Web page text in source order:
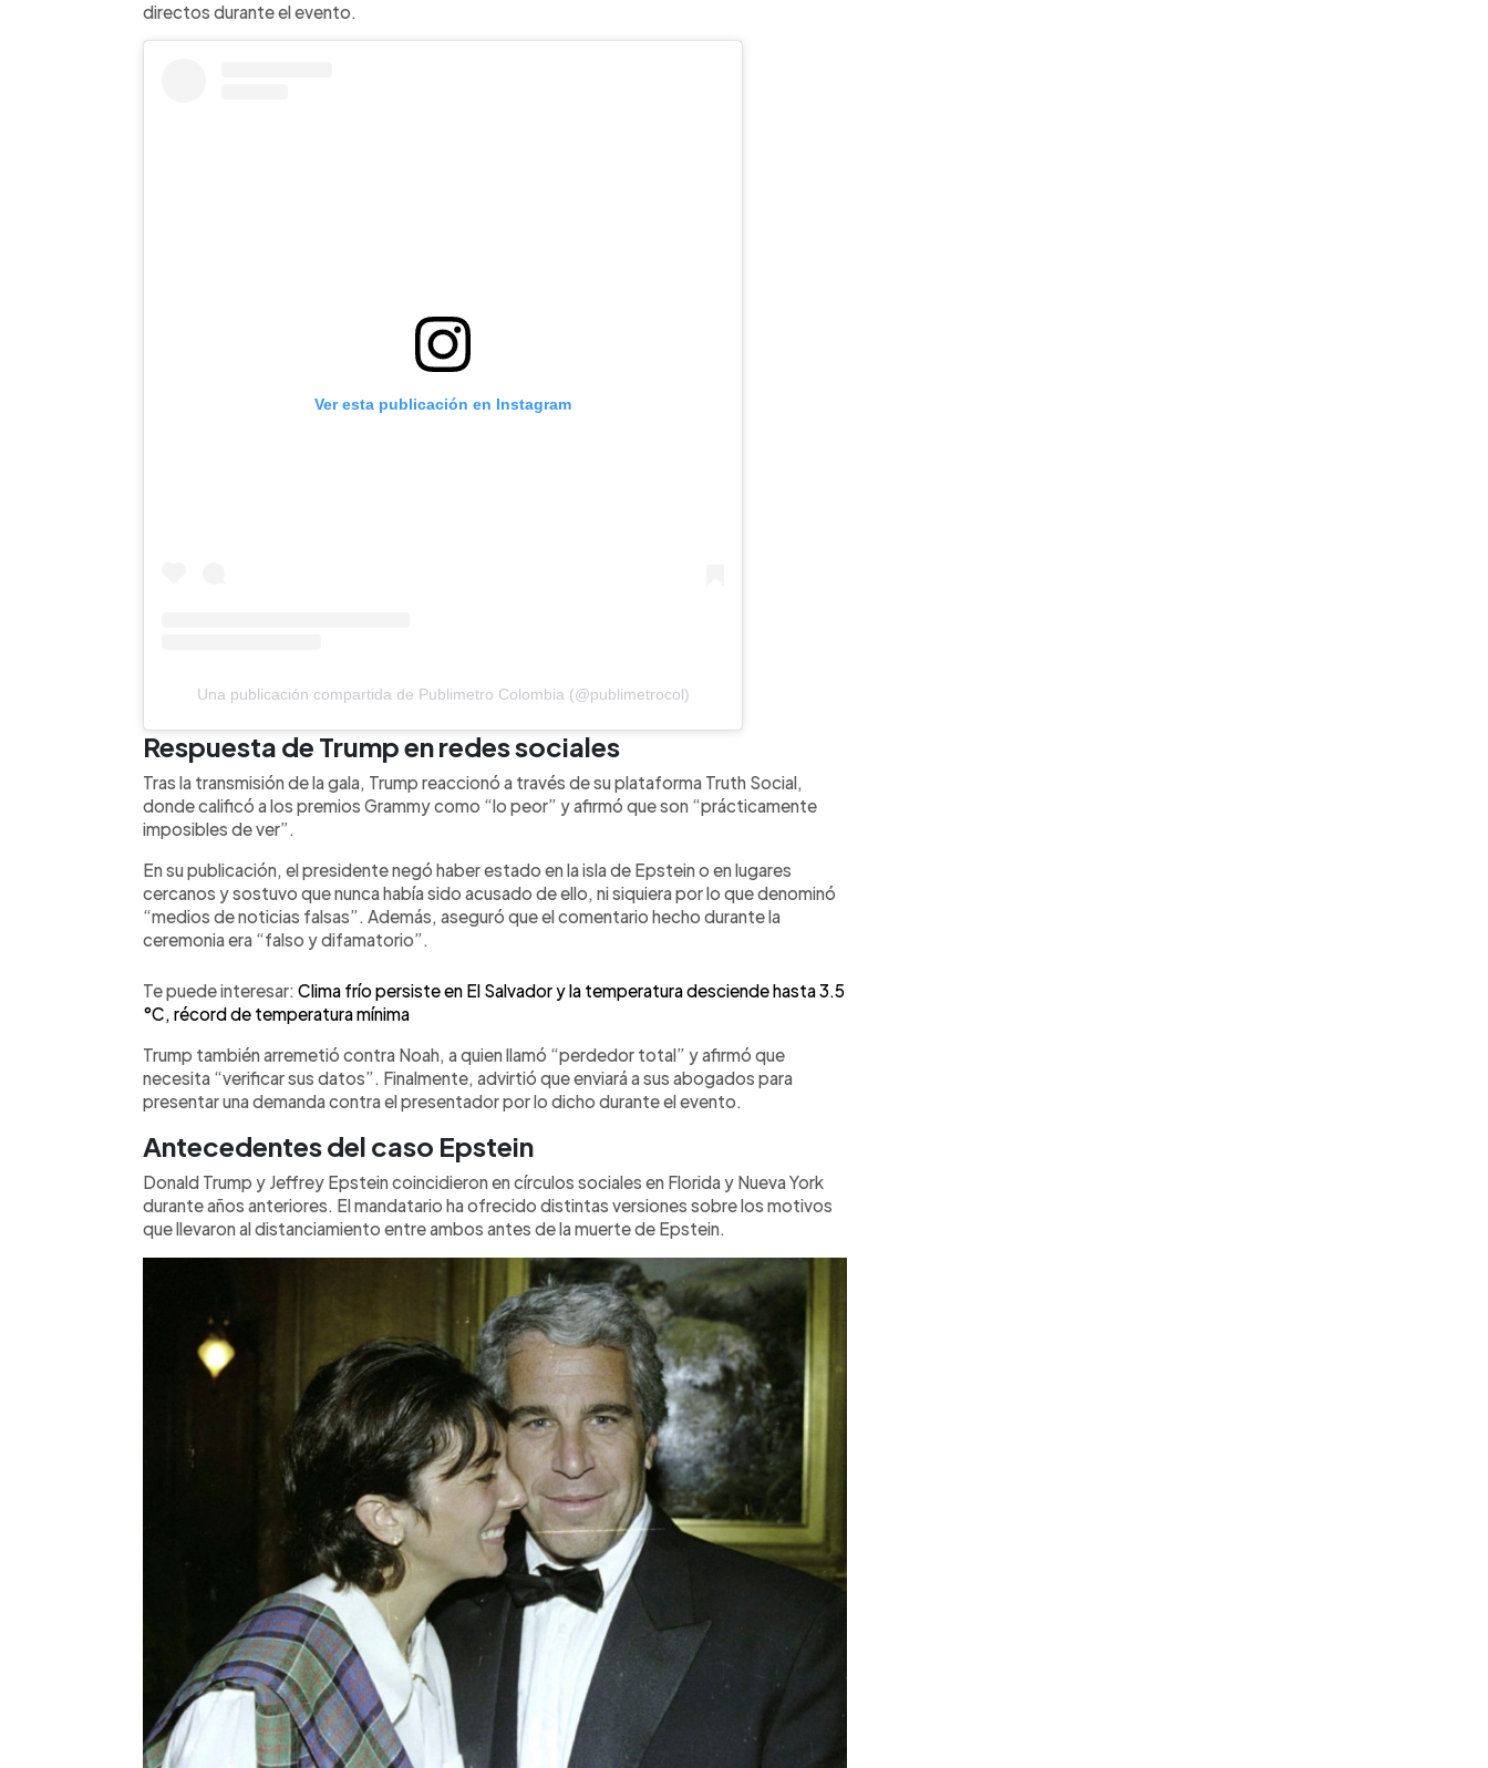
directos durante el evento.
Ver esta publicación en Instagram
Una publicación compartida de Publimetro Colombia (@publimetrocol)
Respuesta de Trump en redes sociales
Tras la transmisión de la gala, Trump reaccionó a través de su plataforma Truth Social,
donde calificó a los premios Grammy como “lo peor” y afirmó que son “prácticamente
imposibles de ver”.
En su publicación, el presidente negó haber estado en la isla de Epstein o en lugares
cercanos y sostuvo que nunca había sido acusado de ello, ni siquiera por lo que denominó
“medios de noticias falsas”. Además, aseguró que el comentario hecho durante la
ceremonia era “falso y difamatorio”.
Te puede interesar: Clima frío persiste en El Salvador y la temperatura desciende hasta 3.5
°C, récord de temperatura mínima
Trump también arremetió contra Noah, a quien llamó “perdedor total” y afirmó que
necesita “verificar sus datos”. Finalmente, advirtió que enviará a sus abogados para
presentar una demanda contra el presentador por lo dicho durante el evento.
Antecedentes del caso Epstein
Donald Trump y Jeffrey Epstein coincidieron en círculos sociales en Florida y Nueva York
durante años anteriores. El mandatario ha ofrecido distintas versiones sobre los motivos
que llevaron al distanciamiento entre ambos antes de la muerte de Epstein.